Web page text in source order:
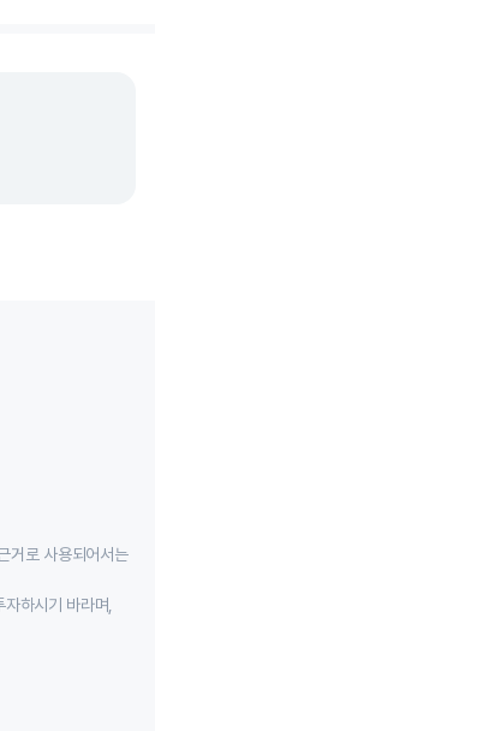
거로 사용되어서는
하시기 바라며,